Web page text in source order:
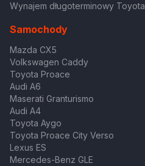
Wynajem długoterminowy Toyota
Samochody
Mazda CX5
Volkswagen Caddy
Toyota Proace
Audi A6
Maserati Granturismo
Audi A4
Toyota Aygo
Toyota Proace City Verso
Lexus ES
Mercedes-Benz GLE